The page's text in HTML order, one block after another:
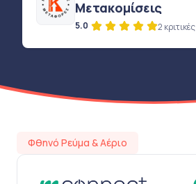
Μετακομίσεις
5.0 2 κριτικές
Φθηνό Ρεύμα & Αέριο